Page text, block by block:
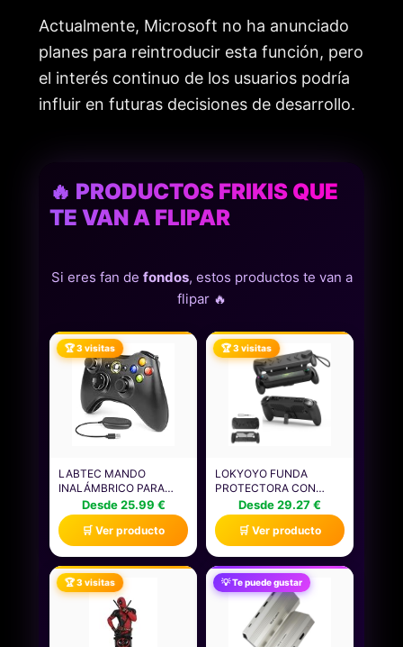
Actualmente, Microsoft no ha anunciado
planes para reintroducir esta función, pero
el interés continuo de los usuarios podría
influir en futuras decisiones de desarrollo.
🔥 PRODUCTOS FRIKIS QUE
TE VAN A FLIPAR
Si eres fan de fondos, estos productos te van a
flipar 🔥
🏆 3 visitas
LABTEC MANDO
INALÁMBRICO PARA
XBOX 360, MANDO DE
JUEGO INALÁMBRICO
2.4GHZ PARA CONSOLA
XBOX 360 & SLIM Y PC
WINDOWS XP/7/8/10/11
(NEGRO)
Desde 25.99 €
🛒 Ver producto
🏆 3 visitas
LOKYOYO FUNDA
PROTECTORA CON
CUBIERTA DE PANTALLA
PARA ROG XBOX
ALLY/ROG XBOX ALLY X
2025, FUNDA DE
AGARRE
ANTIDESLIZANTE CON
CORREA DE MUÑECA,
CUERPO COMPLETO
RESISTENTE A LOS
ARAÑAZOS (CON
Desde 29.27 €
🛒 Ver producto
🏆 3 visitas 💡 Te puede gustar